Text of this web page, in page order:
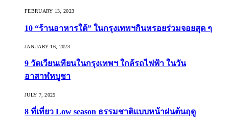
FEBRUARY 13, 2023
10 “ร้านอาหารใต้” ในกรุงเทพฯกินหรอยร่วมจอยสุด ๆ
JANUARY 16, 2023
9 วัดเวียนเทียนในกรุงเทพฯ ใกล้รถไฟฟ้า ในวัน
อาสาฬหบูชา
JULY 7, 2025
8 ที่เที่ยว Low season ธรรมชาติแบบหน้าฝนต้นฤดู️